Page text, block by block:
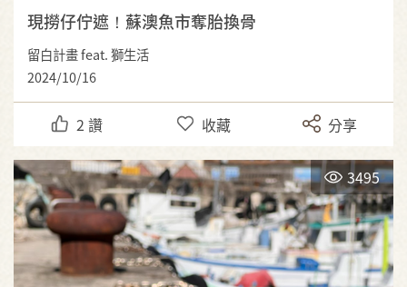
現撈仔佇遮！蘇澳魚市奪胎換骨
留白計畫 feat. 獅生活
2024/10/16
2 讚 收藏 分享
3495